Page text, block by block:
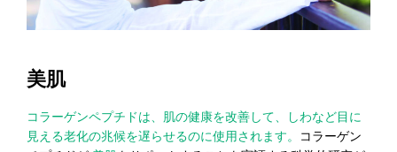
美肌
コラーゲンペプチドは、肌の健康を改善して、しわなど目に
見える老化の兆候を遅らせるのに使用されます。
コラーゲン